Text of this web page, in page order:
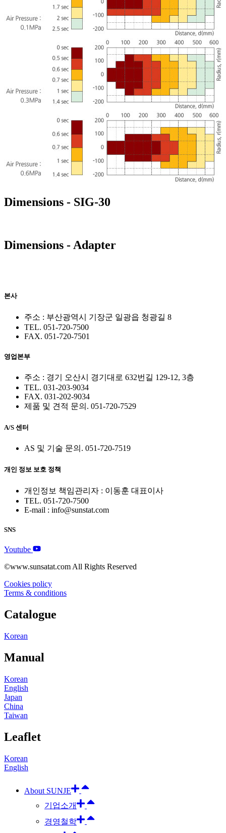
Dimensions - SIG-30
Dimensions - Adapter
본사
주소 : 부산광역시 기장군 일광읍 청광길 8
TEL. 051-720-7500
FAX. 051-720-7501
영업본부
주소 : 경기 오산시 경기대로 632번길 129-12, 3층
TEL. 031-203-9034
FAX. 031-202-9034
제품 및 견적 문의. 051-720-7529
A/S 센터
AS 및 기술 문의. 051-720-7519
개인 정보 보호 정책
개인정보 책임관리자 : 이동훈 대표이사
TEL. 051-720-7500
E-mail : info@sunstat.com
SNS
Youtube
©www.sunsatat.com All Rights Reserved
Cookies policy
Terms & conditions
Catalogue
Korean
Manual
Korean
English
Japan
China
Taiwan
Leaflet
Korean
English
About SUNJE
기업소개
경영철학